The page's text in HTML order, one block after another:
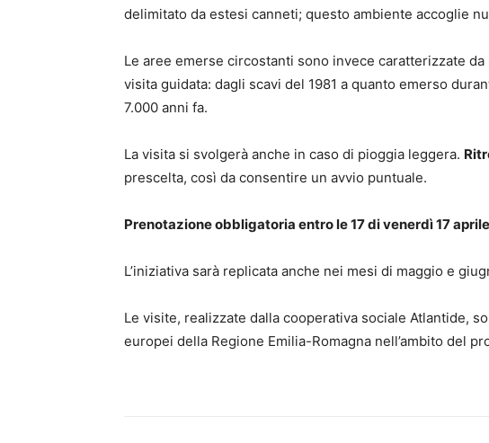
delimitato da estesi canneti; questo ambiente accoglie
Le aree emerse circostanti sono invece caratterizzate
visita guidata: dagli scavi del 1981 a quanto emerso
7.000 anni fa.
La visita si svolgerà anche in caso di pioggia leggera.
prescelta, così da consentire un avvio puntuale.
Prenotazione obbligatoria entro le 17 di venerdì 17 aprile
L’iniziativa sarà replicata anche nei mesi di maggio e
Le visite, realizzate dalla cooperativa sociale Atlantide,
europei della Regione Emilia-Romagna nell’ambito del